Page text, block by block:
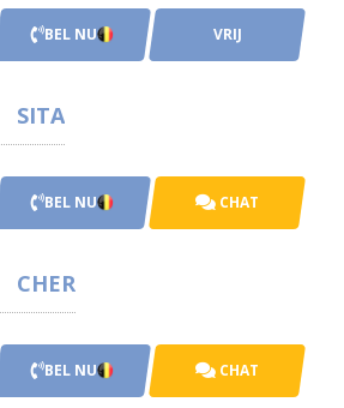
BEL NU VRIJ
SITA
BEL NU CHAT
CHER
BEL NU CHAT